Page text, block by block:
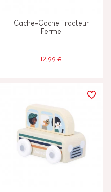
Cache-Cache Tracteur
Ferme
12,99 €